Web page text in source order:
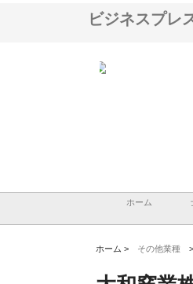
ビジネスプレ
ホーム
ホーム > その他業種